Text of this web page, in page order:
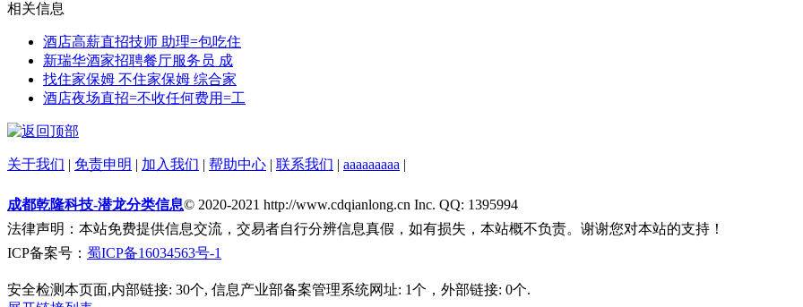
相关信息
酒店高薪直招技师 助理=包吃住
新瑞华酒家招聘餐厅服务员 成
找住家保姆 不住家保姆 综合家
酒店夜场直招=不收任何费用=工
关于我们 | 免责申明 | 加入我们 | 帮助中心 | 联系我们 | aaaaaaaaa |
成都乾隆科技-潜龙分类信息© 2020-2021 http://www.cdqianlong.cn Inc. QQ: 1395994
法律声明：本站免费提供信息交流，交易者自行分辨信息真假，如有损失，本站概不负责。谢谢您对本站的支持！
ICP备案号： 蜀ICP备16034563号-1
安全检测本页面,内部链接: 30个, 信息产业部备案管理系统网址: 1个，外部链接: 0个.